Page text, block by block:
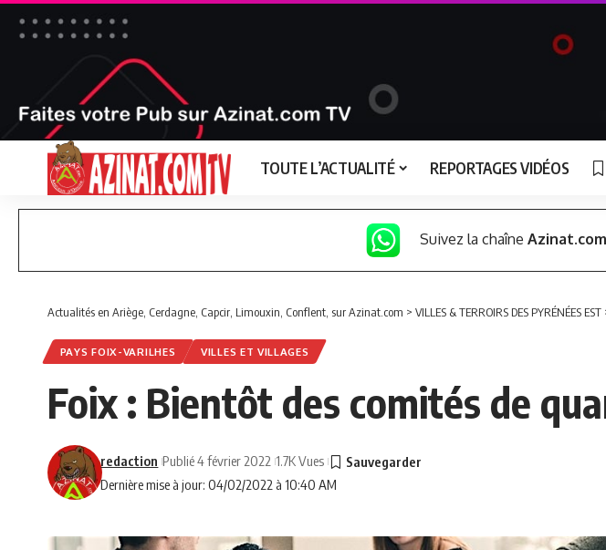
TOUTE L’ACTUALITÉ REPORTAGES VIDÉOS
Suivez la chaîne
Actualités en Ariège, Cerdagne, Capcir, Limouxin, Conflent, sur Azinat.com > VILLES & TERROIRS DES PYRÉNÉES EST
PAYS FOIX-VARILHES VILLES ET VILLAGES
Foix : Bientôt des comités de
Dernière mise à jour: 04/02/2022 à 10:40 AM
redaction Publié 4 février 2022 1.7K Vues